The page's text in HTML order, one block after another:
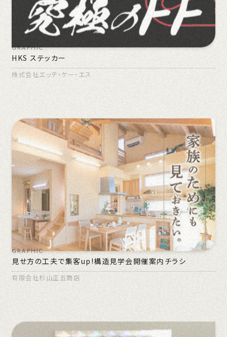
GRAPHIC
HKS ステッカー
株式会社エッチ・ケー・エス
GRAPHIC
見せ方の工夫で集客up!構造見学会開催案内チラシ
有限会社杉山正五商店